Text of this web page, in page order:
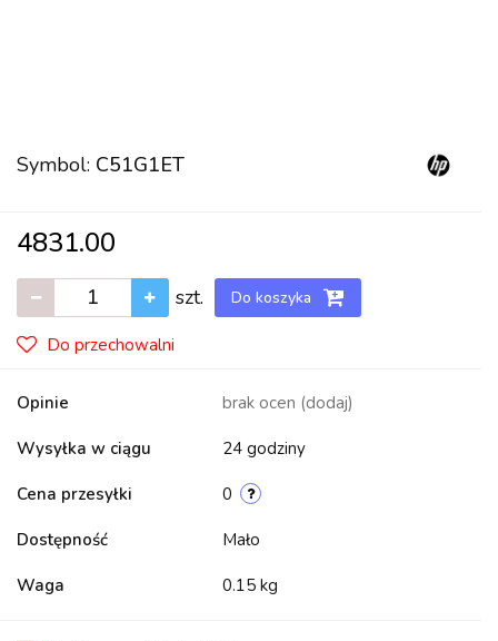
Symbol: C51G1ET
4831.00
szt. Do koszyka
Do przechowalni
Opinie brak ocen (dodaj)
Wysyłka w ciągu 24 godziny
Cena przesyłki 0
Dostępność Mało
Waga 0.15 kg